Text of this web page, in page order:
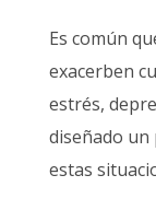
Es común
exacerben
estrés,
diseñado
estas